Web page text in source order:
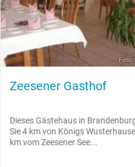
Foto:
Zeesener Gasthof
Dieses Gästehaus in
Sie 4 km von Königs
km vom Zeesener See...